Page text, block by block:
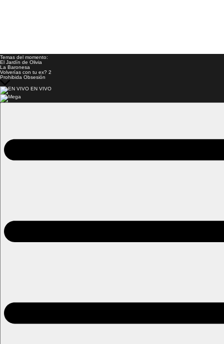
Temas del momento:
El Jardín de Olivia
La Baronesa
Volverías con tu ex? 2
Prohibida Obsesión
EN VIVO